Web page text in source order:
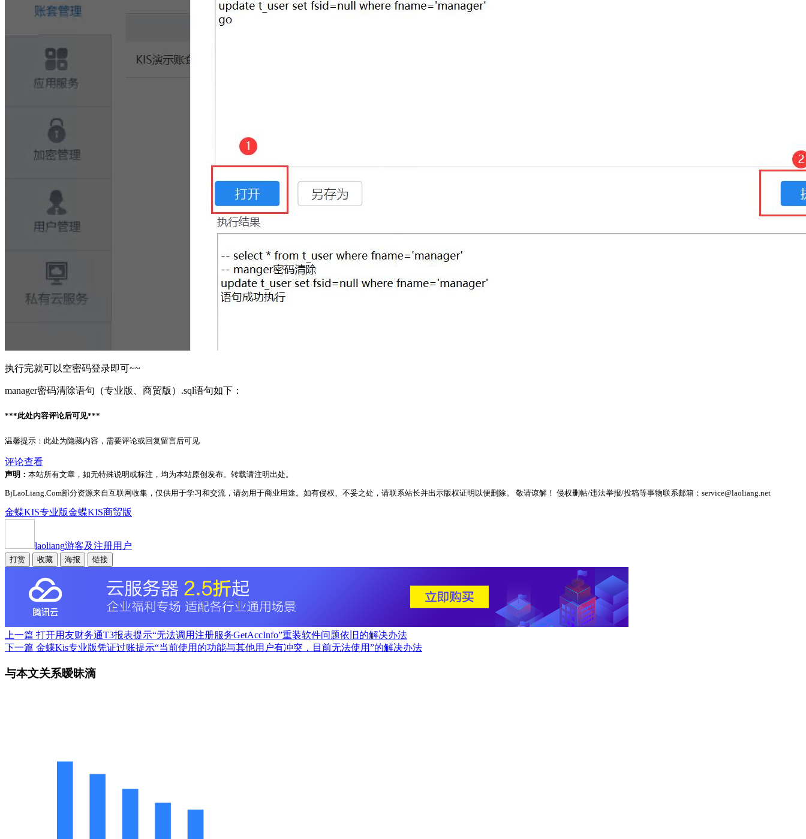
执行完就可以空密码登录即可~~
manager密码清除语句（专业版、商贸版）.sql语句如下：
***此处内容评论后可见***
温馨提示：此处为隐藏内容，需要评论或回复留言后可见
评论查看
声明： 本站所有文章，如无特殊说明或标注，均为本站原创发布。转载请注明出处。
BjLaoLiang.Com部分资源来自互联网收集，仅供用于学习和交流，请勿用于商业用途。如有侵权、不妥之处，请联系站长并出示版权证明以便删除。 敬请谅解！ 侵权删帖/违法举报/投稿等事物联系邮箱：service@laoliang.net
金蝶KIS专业版金蝶KIS商贸版
laoliang游客及注册用户
打赏 收藏 海报 链接
上一篇 打开用友财务通T3报表提示“无法调用注册服务GetAccInfo”重装软件问题依旧的解决办法
下一篇 金蝶Kis专业版凭证过账提示“当前使用的功能与其他用户有冲突，目前无法使用”的解决办法
与本文关系暧昧滴